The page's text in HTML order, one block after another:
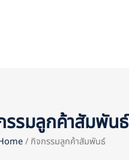
รรมลูกค้าสัมพันธ์
/ กิจกรรมลูกค้าสัมพันธ์